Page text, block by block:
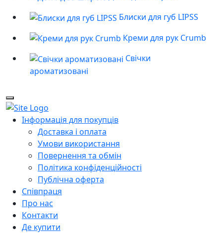
Блиски для губ LIPSS
Креми для рук Crumb
Свічки
ароматизовані
Інформація для покупців
Доставка і оплата
Умови використання
Повернення та обмін
Політика конфіденційності
Публічна оферта
Співпраця
Про нас
Контакти
Де купити